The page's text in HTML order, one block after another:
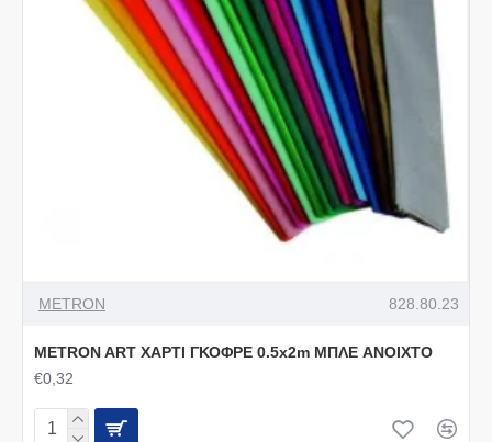
METRON 828.80.23
METRON ART ΧΑΡΤΙ ΓΚΟΦΡΕ 0.5x2m ΜΠΛΕ ANOIXTO
€0,32